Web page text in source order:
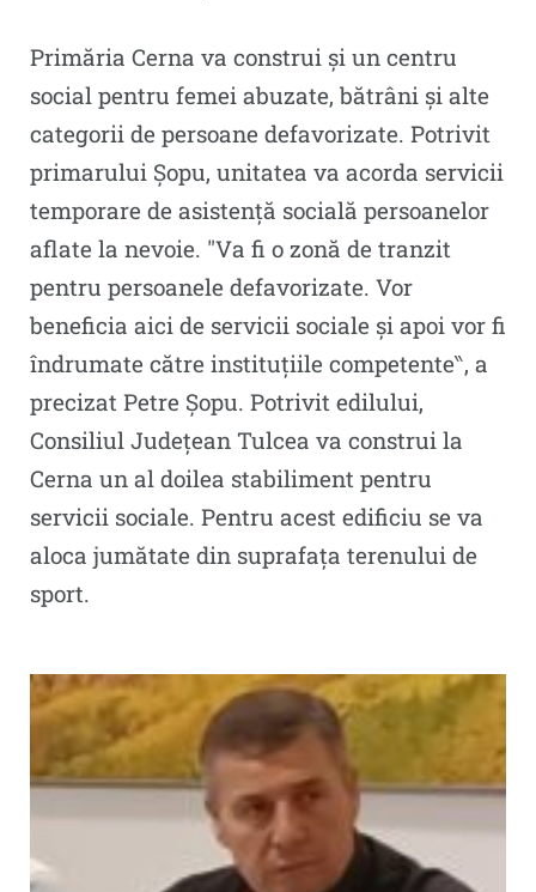
Primăria Cerna va construi și un centru
social pentru femei abuzate, bătrâni și alte
categorii de persoane defavorizate. Potrivit
primarului Șopu, unitatea va acorda servicii
temporare de asistență socială persoanelor
aflate la nevoie. ″Va fi o zonă de tranzit
pentru persoanele defavorizate. Vor
beneficia aici de servicii sociale și apoi vor fi
îndrumate către instituțiile competente‶, a
precizat Petre Șopu. Potrivit edilului,
Consiliul Județean Tulcea va construi la
Cerna un al doilea stabiliment pentru
servicii sociale. Pentru acest edificiu se va
aloca jumătate din suprafața terenului de
sport.